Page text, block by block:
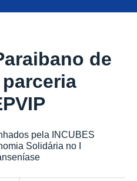
de
pela INCUBES
Solidária no I